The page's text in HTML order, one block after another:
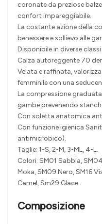
coronate da preziose
confort impareggiabile.
La costante azione della
benessere e sollievo alle
Disponibile in diverse
Calza autoreggente 70
Velata e raffinata,
femminile con una
La compressione
gambe prevenendo
Con soletta anatomica
Con funzione igienica
antimicrobico).
Taglie: 1-S, 2-M, 3-ML, 4-L.
Colori: SM01 Sabbia,
Moka, SM09 Nero, SM16
Camel, Sm29 Glace.
Composizione